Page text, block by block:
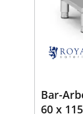
Bar-
60 x